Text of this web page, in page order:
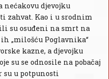
nećakovu djevojku
zahvat. Kao i u srodnim
su osuđeni na smrt na
„milošću Poglavnika“
kazne, a djevojku
su se odnosile na pobačaj
u potpunosti